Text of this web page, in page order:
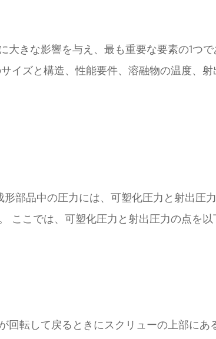
きな影響を与え、最も重要な要素の1つで
イズと構造、性能要件、溶融物の温度、射
部品中の圧力には、可塑化圧力と射出圧
ここでは、可塑化圧力と射出圧力の点を以
回転して戻るときにスクリューの上部にあ